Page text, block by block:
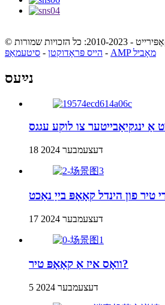
הייס פּראָדוקטן - סיטעמאַפּ - AMP מאָביל
נײַעס
18 דעצעמבער 2024
17 דעצעמבער 2024
וואָס איז אַ קאָאָפּ טיר?
5 דעצעמבער 2024